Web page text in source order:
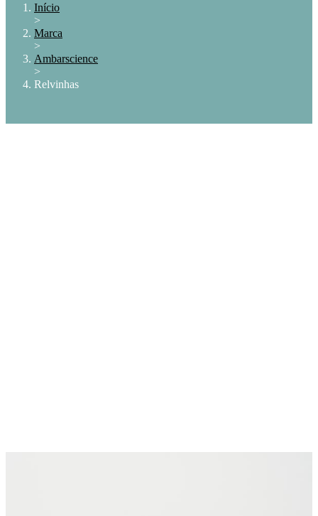
Início
>
Marca
>
Ambarscience
>
Relvinhas